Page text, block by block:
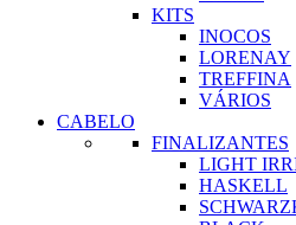
KITS
INOCOS
LORENAY
TREFFINA
VÁRIOS
CABELO
FINALIZANTES
LIGHT
HASKELL